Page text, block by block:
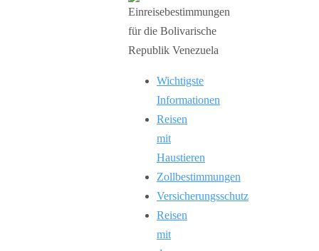
Wichtigste
Informationen
Reisen
mit
Haustieren
Zollbestimmungen
Versicherungsschutz
Reisen
mit